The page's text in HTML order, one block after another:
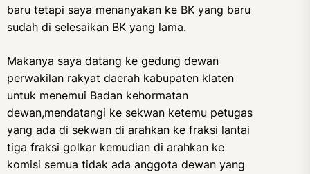
baru tetapi saya menanyakan ke BK yang baru
sudah di selesaikan BK yang lama.
Makanya saya datang ke gedung dewan
perwakilan rakyat daerah kabupaten klaten
untuk menemui Badan kehormatan
dewan,mendatangi ke sekwan ketemu petugas
yang ada di sekwan di arahkan ke fraksi lantai
tiga fraksi golkar kemudian di arahkan ke
komisi semua tidak ada anggota dewan yang